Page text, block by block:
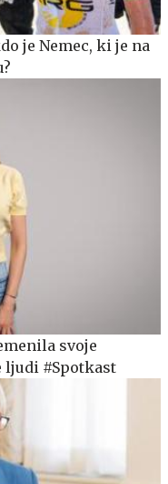
je Nemec, ki je na
svoje
ljudi #Spotkast